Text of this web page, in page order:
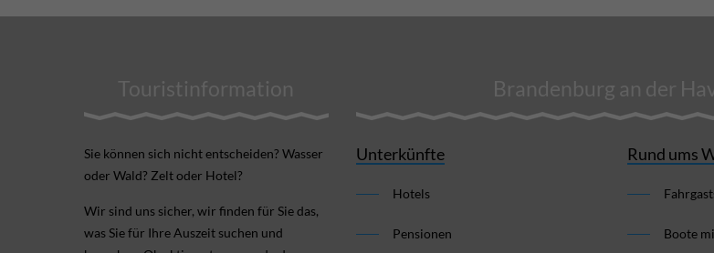
Touristinformation
Sie können sich nicht ent­scheiden? Wasser
oder Wald? Zelt oder Hotel?
Wir sind uns sicher, wir finden für Sie das,
was Sie für Ihre Aus­zeit suchen und
Brandenburg an der
Unterkünfte
Hotels
Pensionen
Rund ums
Boote